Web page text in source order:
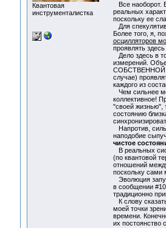
Квантовая
инструменталистка
Все наоборот.
реальных
поскольку ее
Для
Более того, я,
осцилляторов
проявлять
Дело здесь в
измерений.
СОБСТВЕННОЙ
случае)
каждого из
Чем сильнее
коллективное!
"своей жизнью",
состоянию
Напротив,
наподобие
чистое
В реальных
(по квантовой
отношений
поскольку сами
Эволюция
в сообщении
традиционно
К слову
моей точки
времени.
их постоянство